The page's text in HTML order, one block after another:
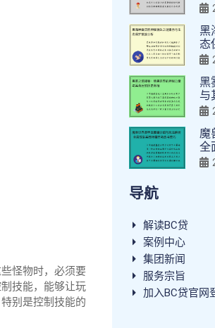
怪物时，必须要
技能，能够让玩
别是控制技能的
黑
态
黑
与
魔
全
导航
解读BC贷
案例中心
集团新闻
服务宗旨
加入BC贷官网